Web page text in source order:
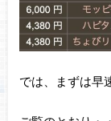
では、まずは早